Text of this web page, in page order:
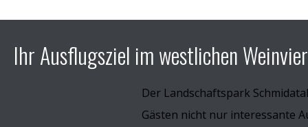
Ihr Ausflugsziel im westlichen
Der Landschaftspark
Gästen nicht nur interessante